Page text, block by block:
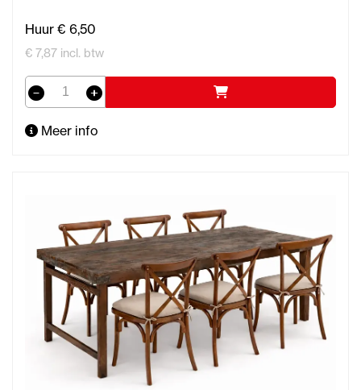
Huur € 6,50
€ 7,87 incl. btw
Meer info